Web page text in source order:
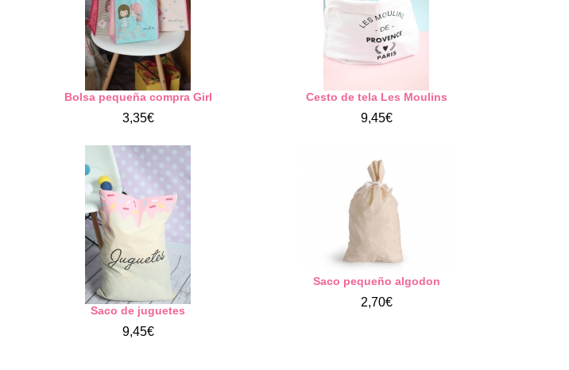
Bolsa pequeña compra Girl
3,35€
Cesto de tela Les Moulins
9,45€
Saco de juguetes
9,45€
Saco pequeño algodon
2,70€